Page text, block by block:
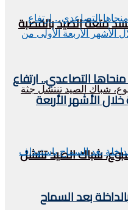
متعة الصيد بالقصبة
شباك الصيد تنتشل
التصاعدي.. ارتفاع
الأشهر الأربعة
بعد السماح